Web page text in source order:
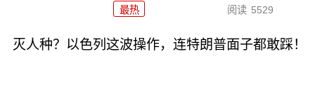
最热 阅读 5529
灭人种？以色列这波操作，连特朗普面子都敢踩！